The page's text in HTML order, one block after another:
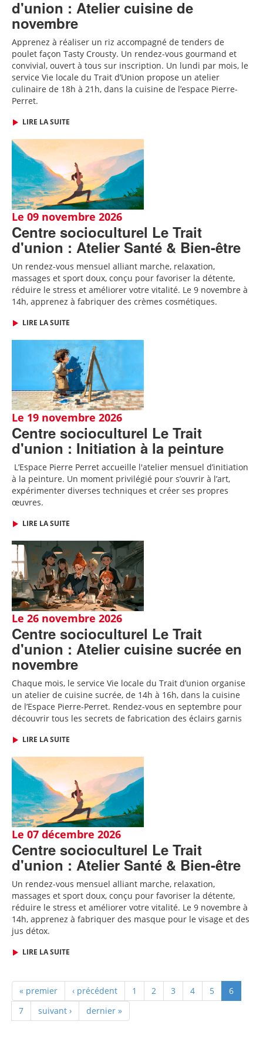
d'union : Atelier cuisine de
novembre
Apprenez à réaliser un riz accompagné de tenders de
poulet façon Tasty Crousty. Un rendez-vous gourmand et
convivial, ouvert à tous sur inscription. Un lundi par mois, le
service Vie locale du Trait d’Union propose un atelier
culinaire de 18h à 21h, dans la cuisine de l’espace Pierre-
Perret.
LIRE LA SUITE
Le 09 novembre 2026
Centre socioculturel Le Trait
d'union : Atelier Santé & Bien-être
Un rendez-vous mensuel alliant marche, relaxation,
massages et sport doux, conçu pour favoriser la détente,
réduire le stress et améliorer votre vitalité. Le 9 novembre à
14h, apprenez à fabriquer des crèmes cosmétiques.
LIRE LA SUITE
Le 19 novembre 2026
Centre socioculturel Le Trait
d'union : Initiation à la peinture
L’Espace Pierre Perret accueille l'atelier mensuel d’initiation
à la peinture. Un moment privilégié pour s’ouvrir à l’art,
expérimenter diverses techniques et créer ses propres
œuvres.
LIRE LA SUITE
Le 26 novembre 2026
Centre socioculturel Le Trait
d'union : Atelier cuisine sucrée en
novembre
Chaque mois, le service Vie locale du Trait d’union organise
un atelier de cuisine sucrée, de 14h à 16h, dans la cuisine
de l’Espace Pierre-Perret. Rendez-vous en septembre pour
découvrir tous les secrets de fabrication des éclairs garnis
LIRE LA SUITE
Le 07 décembre 2026
Centre socioculturel Le Trait
d'union : Atelier Santé & Bien-être
Un rendez-vous mensuel alliant marche, relaxation,
massages et sport doux, conçu pour favoriser la détente,
réduire le stress et améliorer votre vitalité. Le 9 novembre à
14h, apprenez à fabriquer des masque pour le visage et des
jus détox.
LIRE LA SUITE
« premier ‹ précédent 1 2 3 4 5
6
7
suivant › dernier »